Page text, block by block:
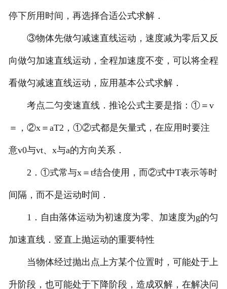
停下所用时间，再选择合适公式求解．
③物体先做匀减速直线运动，速度减为零后又反
向做匀加速直线运动，全程加速度不变，可以将全程
看做匀减速直线运动，应用基本公式求解．
考点二匀变速直线．推论公式主要是指：①＝v
＝，②x＝aT2，①②式都是矢量式，在应用时要注
意v0与vt、x与a的方向关系．
2．①式常与x＝t结合使用，而②式中T表示等时
间隔，而不是运动时间．
1．自由落体运动为初速度为零、加速度为g的匀
加速直线．竖直上抛运动的重要特性
当物体经过抛出点上方某个位置时，可能处于上
升阶段，也可能处于下降阶段，造成双解，在解决问